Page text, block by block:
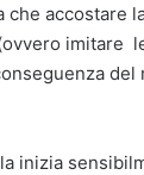
accostare
imitare
del
inizia